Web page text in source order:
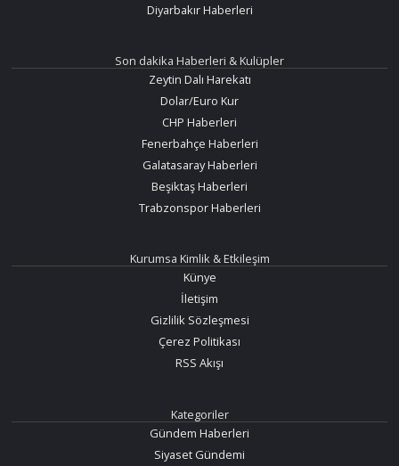
Diyarbakır Haberleri
Son dakika Haberleri & Kulüpler
Zeytin Dalı Harekatı
Dolar/Euro Kur
CHP Haberleri
Fenerbahçe Haberleri
Galatasaray Haberleri
Beşiktaş Haberleri
Trabzonspor Haberleri
Kurumsa Kimlik & Etkileşim
Künye
İletişim
Gizlilik Sözleşmesi
Çerez Politikası
RSS Akışı
Kategoriler
Gündem Haberleri
Siyaset Gündemi